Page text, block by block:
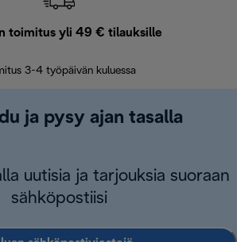
toimitus yli 49 € tilauksille
3-4 työpäivän kuluessa
ja pysy ajan tasalla
uutisia ja tarjouksia suoraan
sähköpostiisi